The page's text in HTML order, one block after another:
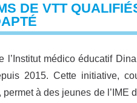
DE VTT
l’Institut médico éducatif
2015. Cette initiative,
à des jeunes de l’IME